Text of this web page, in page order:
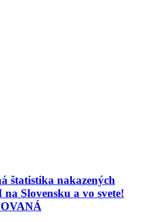
štatistika nakazených
Slovensku a vo svete!